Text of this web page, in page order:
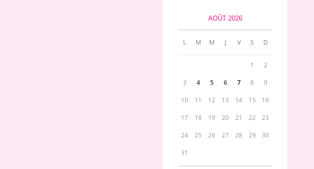
AOÛT 2026
L M M J V S D
1 2
3 4 5 6 7 8 9
10 11 12 13 14 15 16
17 18 19 20 21 22 23
24 25 26 27 28 29 30
31